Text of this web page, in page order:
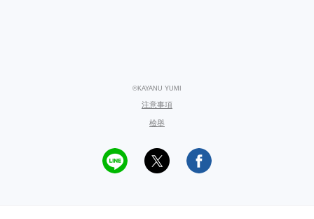
©KAYANU YUMI
注意事項
檢舉